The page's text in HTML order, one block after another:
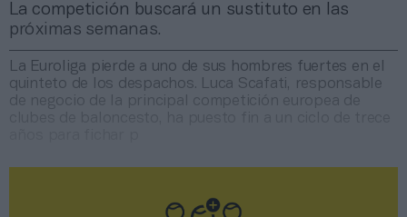
La competición buscará un sustituto en las
próximas semanas.
La Euroliga pierde a uno de sus hombres fuertes en el
quinteto de los despachos. Luca Scafati, responsable
de negocio de la principal competición europea de